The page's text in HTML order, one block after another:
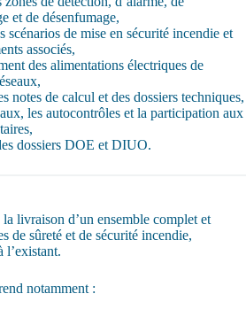
et de désenfumage,
scénarios de mise en sécurité incendie et
associés,
des alimentations électriques de
notes de calcul et des dossiers techniques,
les autocontrôles et la participation aux
dossiers DOE et DIUO.
livraison d’un ensemble complet et
de sûreté et de sécurité incendie,
l’existant.
notamment :